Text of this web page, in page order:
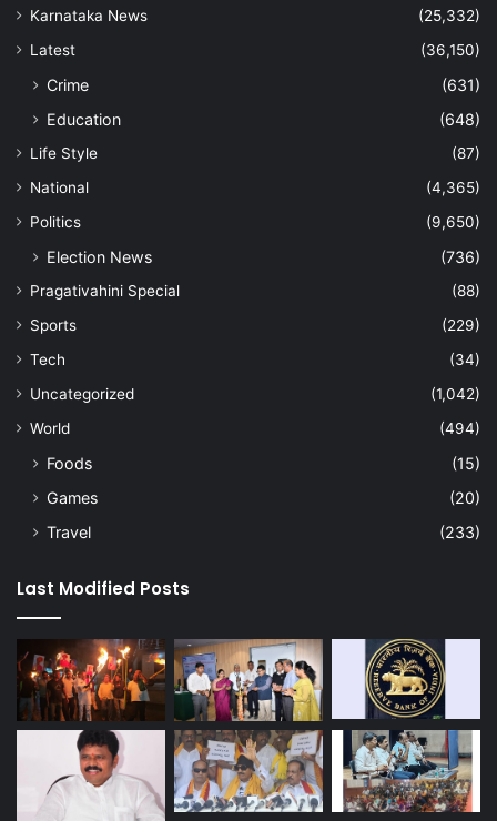
Karnataka News
(25,332)
Latest
(36,150)
Crime
(631)
Education
(648)
Life Style
(87)
National
(4,365)
Politics
(9,650)
Election News (736)
Pragativahini Special
(88)
Sports
(229)
Tech
(34)
Uncategorized
(1,042)
World
(494)
Foods
(15)
Games
(20)
Travel
(233)
Last Modified Posts